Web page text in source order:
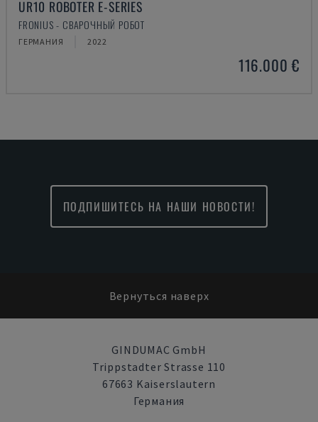
UR10 ROBOTER E-SERIES
FRONIUS - СВАРОЧНЫЙ РОБОТ
ГЕРМАНИЯ 2022
116.000 €
ПОДПИШИТЕСЬ НА НАШИ НОВОСТИ!
Вернуться наверх
GINDUMAC GmbH
Trippstadter Strasse 110
67663 Kaiserslautern
Германия